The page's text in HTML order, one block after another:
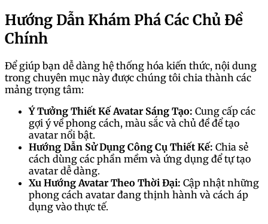
Hướng Dẫn Khám Phá Các Chủ Đề
Chính
Để giúp bạn dễ dàng hệ thống hóa kiến thức, nội dung
trong chuyên mục này được chúng tôi chia thành các
mảng trọng tâm:
Ý Tưởng Thiết Kế Avatar Sáng Tạo: Cung cấp các
gợi ý về phong cách, màu sắc và chủ đề để tạo
avatar nổi bật.
Hướng Dẫn Sử Dụng Công Cụ Thiết Kế: Chia sẻ
cách dùng các phần mềm và ứng dụng để tự tạo
avatar dễ dàng.
Xu Hướng Avatar Theo Thời Đại: Cập nhật những
phong cách avatar đang thịnh hành và cách áp
dụng vào thực tế.